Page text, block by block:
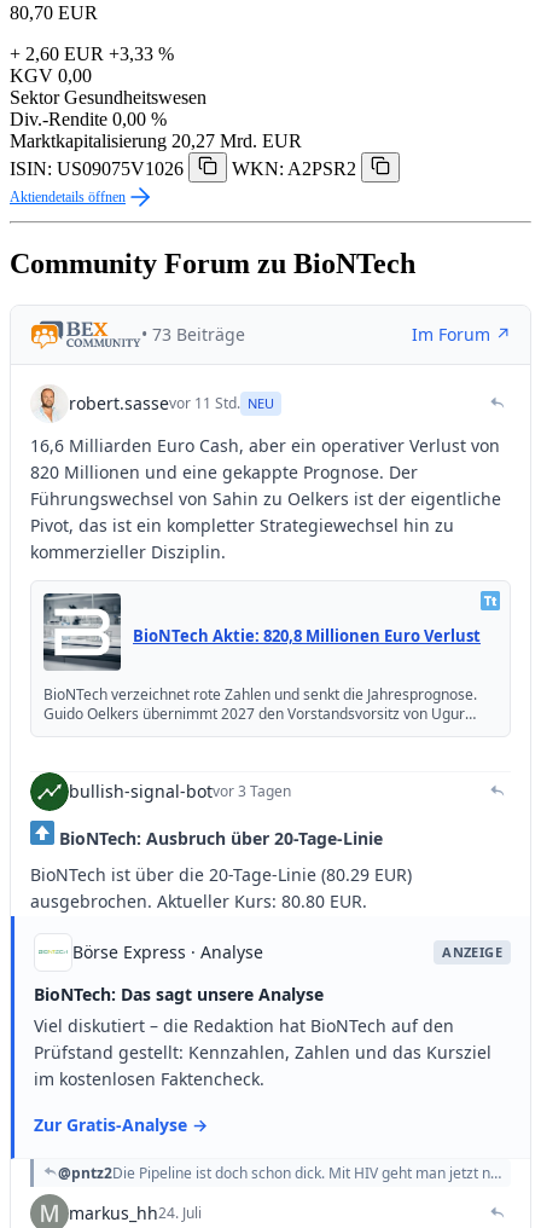
80,70 EUR
+ 2,60 EUR +3,33 %
KGV 0,00
Sektor Gesundheitswesen
Div.-Rendite 0,00 %
Marktkapitalisierung 20,27 Mrd. EUR
ISIN: US09075V1026
WKN: A2PSR2
Aktiendetails öffnen
Community Forum zu BioNTech